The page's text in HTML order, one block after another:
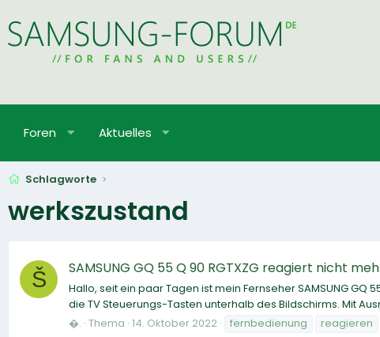
Foren Aktuelles
Schlagworte
werkszustand
Š SAMSUNG GQ 55 Q 90 RGTXZG reagiert nicht
Hallo, seit ein paar Tagen ist mein Fernseher SAMSUNG
die TV Steuerungs-Tasten unterhalb des Bildschirms. Mit
�. Thema 14. Oktober 2022 fernbedienung reagieren